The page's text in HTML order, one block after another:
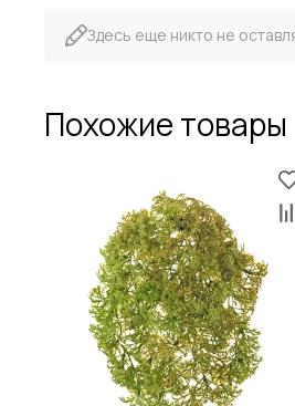
Здесь еще никто не
Похожие товары